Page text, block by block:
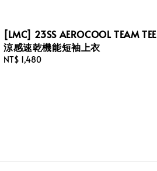
[LMC] 23SS AEROCOOL TEAM TEE
涼感速乾機能短袖上衣
Regular
NT$ 1,480